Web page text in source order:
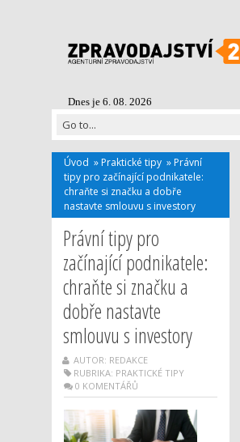
Dnes je 6. 08. 2026
Úvod » Praktické tipy » Právní
tipy pro začínající podnikatele:
chraňte si značku a dobře
nastavte smlouvu s investory
Právní tipy pro
začínající podnikatele:
chraňte si značku a
dobře nastavte
smlouvu s investory
AUTOR: REDAKCE
RUBRIKA: PRAKTICKÉ TIPY
0 KOMENTÁŘŮ